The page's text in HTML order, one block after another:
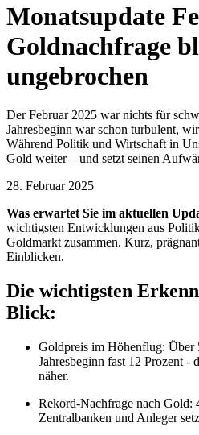
Monatsupdate
Goldnachfrage
ungebrochen
Der Februar 2025 war nichts für
Jahresbeginn war schon turbulent,
Während Politik und Wirtschaft in
Gold weiter – und setzt seinen
28. Februar 2025
Was erwartet Sie im aktuellen
wichtigsten Entwicklungen aus
Goldmarkt zusammen. Kurz,
Einblicken.
Die wichtigsten
Blick:
Goldpreis im Höhenflug: Über
Jahresbeginn fast 12 Prozent
näher.
Rekord-Nachfrage nach Gold:
Zentralbanken und Anleger